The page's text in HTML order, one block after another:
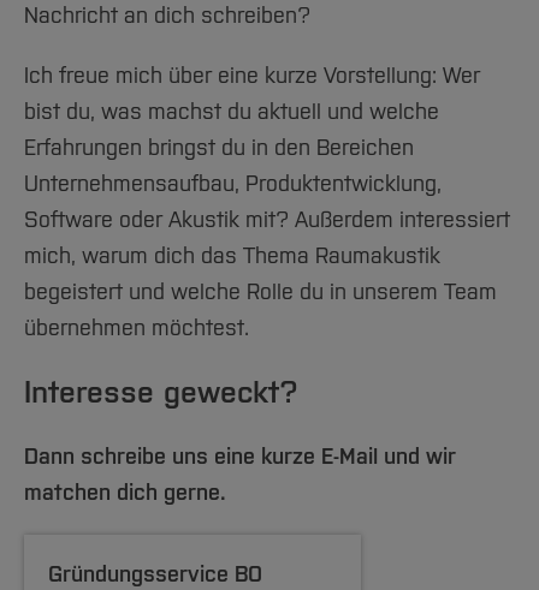
Nachricht an dich schreiben?
Ich freue mich über eine kurze Vorstellung: Wer
bist du, was machst du aktuell und welche
Erfahrungen bringst du in den Bereichen
Unternehmensaufbau, Produktentwicklung,
Software oder Akustik mit? Außerdem interessiert
mich, warum dich das Thema Raumakustik
begeistert und welche Rolle du in unserem Team
übernehmen möchtest.
Interesse geweckt?
Dann schreibe uns eine kurze E-Mail und wir
matchen dich gerne.
Gründungsservice BO